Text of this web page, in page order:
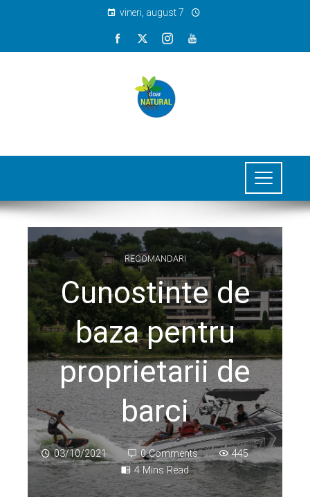
vineri, august 7
RECOMANDARI
Cunostinte de
baza pentru
proprietarii de
barci
03/10/2021 0 Comments
445
4 Mins Read